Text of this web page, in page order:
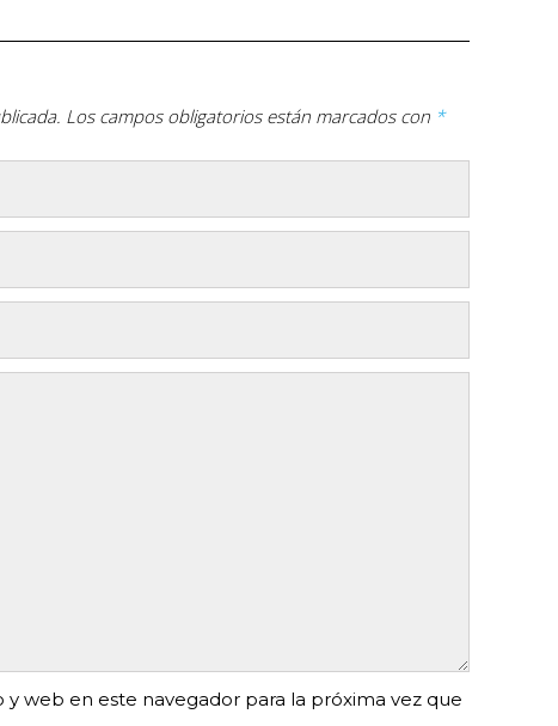
Los campos obligatorios están marcados con *
web en este navegador para la próxima vez que